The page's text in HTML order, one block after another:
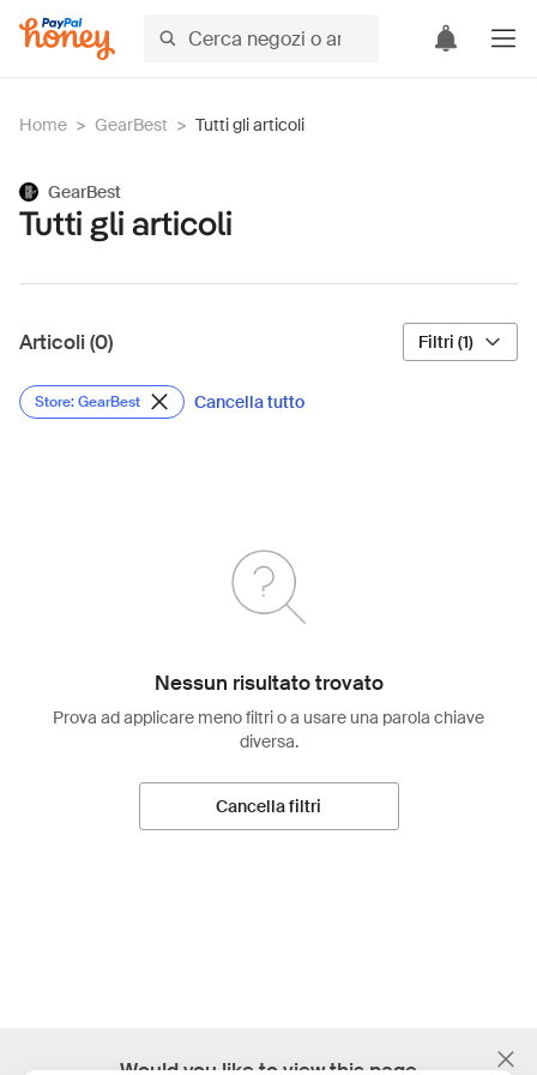
Home > GearBest > Tutti gli articoli
GearBest
Tutti gli articoli
Articoli (0) Filtri (1)
Store: GearBest Cancella tutto
Nessun risultato trovato
Prova ad applicare meno filtri o a usare una parola chiave
diversa.
Cancella filtri